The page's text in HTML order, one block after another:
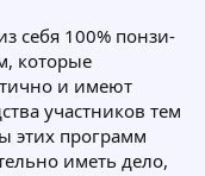
себя 100% понзи-
которые
и имеют
участников тем
этих программ
иметь дело,